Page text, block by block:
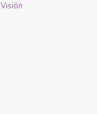
Visión